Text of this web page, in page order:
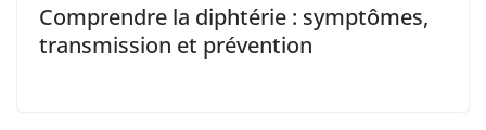
Comprendre la diphtérie : symptômes,
transmission et prévention